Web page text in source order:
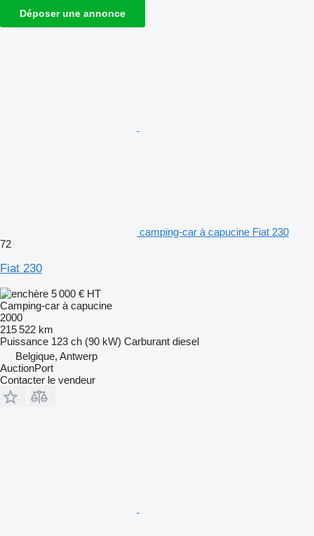
Déposer une annonce
camping-car à capucine Fiat 230
72
Fiat 230
5 000 € HT
Camping-car à capucine
2000
215 522 km
Puissance 123 ch (90 kW) Carburant diesel
Belgique, Antwerp
AuctionPort
Contacter le vendeur